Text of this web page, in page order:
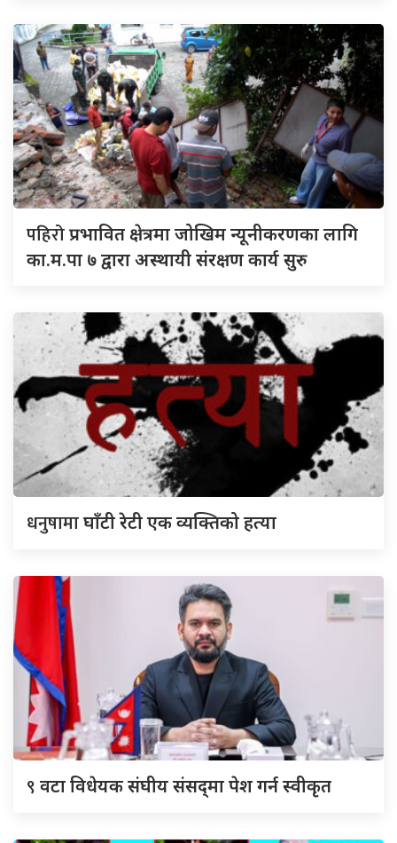
पहिरोप्रभावित क्षेत्रमा जोखिम न्यूनीकरणका लागि
का.म.पा ७ द्वारा अस्थायी संरक्षण कार्य सुरु
धनुषामाघाँटी रेटी एक व्यक्तिको हत्या
९ वटा विधेयक संघीय संसद्‌मा पेश गर्न स्वीकृत